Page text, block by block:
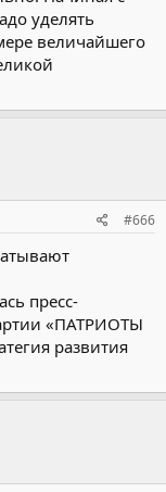
уделять
величайшего
#666
пресс-
«ПАТРИОТЫ
развития